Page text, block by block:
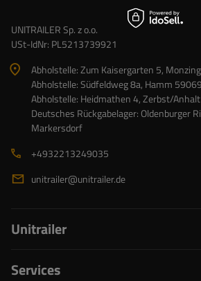
UNITRAILER Sp. z o.o.
USt-IdNr: PL5213739921
Abholstelle: Zum Kaisergarten 5,
Abholstelle: Südfeldweg 8a, Hamm 59069
Abholstelle: Heidmathen 4, Zerbst/
Deutsches Rückgabelager: Oldenburger
Markersdorf
+4932213249035
unitrailer@unitrailer.de
Unitrailer
Services